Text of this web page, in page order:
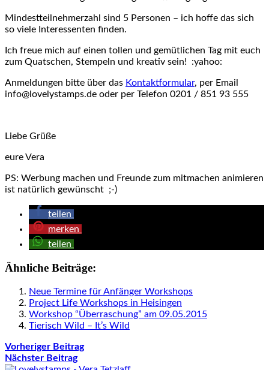
Mindestteilnehmerzahl sind 5 Personen – ich hoffe das sich
so viele Interessenten finden.
Ich freue mich auf einen tollen und gemütlichen Tag mit euch
zum Quatschen, Stempeln und kreativ sein! :yahoo:
Anmeldungen bitte über das Kontaktformular, per Email
info@lovelystamps.de oder per Telefon 0201 / 851 93 555
Liebe Grüße
eure Vera
PS: Werbung machen und Freunde zum mitmachen animieren
ist natürlich gewünscht ;-)
teilen
merken
teilen
Ähnliche Beiträge:
Neue Termine für Anfänger Workshops
Project Life Workshops in Heisingen
Workshop “Überraschung” am 09.05.2015
Tierisch Wild – It’s Wild
Vorheriger Beitrag
Nächster Beitrag